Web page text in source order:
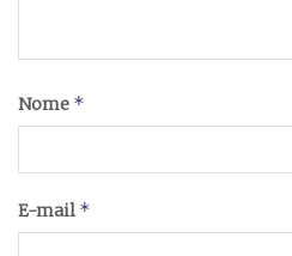
Nome *
E-mail *